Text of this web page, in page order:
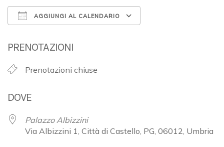
AGGIUNGI AL CALENDARIO
PRENOTAZIONI
Prenotazioni chiuse
DOVE
Palazzo Albizzini
Via Albizzini 1, Città di Castello, PG, 06012, Umbria